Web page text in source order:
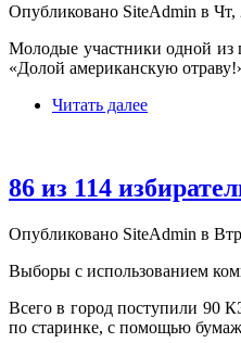
Опубликовано SiteAdmin в Чт,
Молодые участники одной из
«Долой американскую
Читать далее
86 из 114
Опубликовано SiteAdmin в
Выборы с использованием
Всего в город поступили 90
по старинке, с помощью